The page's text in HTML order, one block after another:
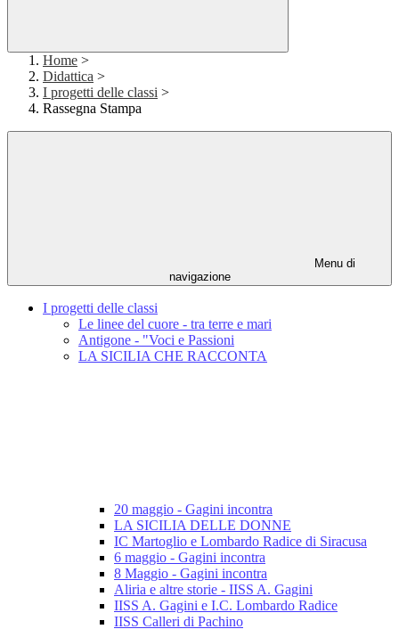
Home >
Didattica >
I progetti delle classi >
Rassegna Stampa
Menu di
navigazione
I progetti delle classi
Le linee del cuore - tra terre e mari
Antigone - "Voci e Passioni
LA SICILIA CHE RACCONTA
20 maggio - Gagini incontra
LA SICILIA DELLE DONNE
IC Martoglio e Lombardo Radice di Siracusa
6 maggio - Gagini incontra
8 Maggio - Gagini incontra
Aliria e altre storie - IISS A. Gagini
IISS A. Gagini e I.C. Lombardo Radice
IISS Calleri di Pachino